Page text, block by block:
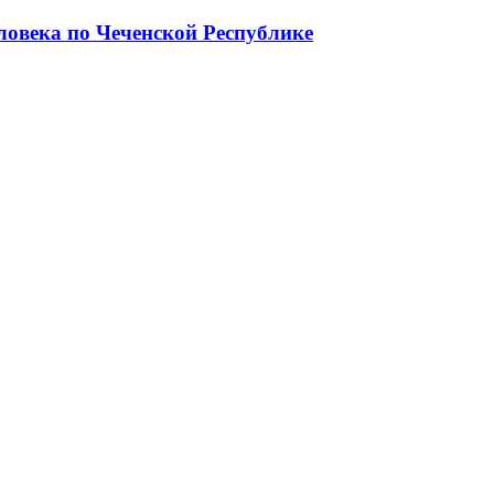
по Чеченской Республике